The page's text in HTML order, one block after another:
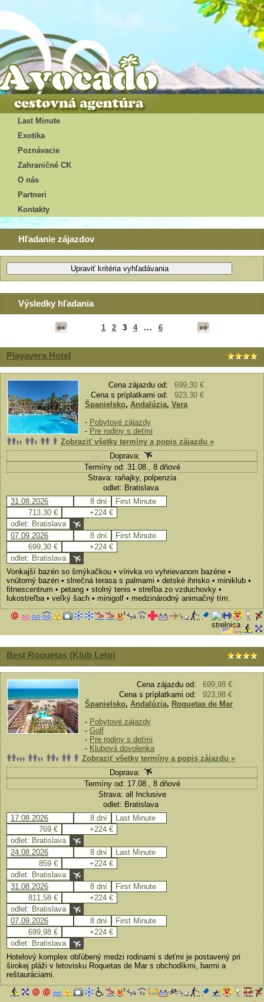
Last Minute
Exotika
Poznávacie
Zahraničné CK
O nás
Partneri
Kontakty
Hľadanie zájazdov
Výsledky hľadania
1 2 3 4... 6
Playavera Hotel
Cena zájazdu od:
699,30 €
Cena s príplatkami od:
923,30 €
Španielsko, Andalúzia, Vera
- Pobytové zájazdy
- Pre rodiny s deťmi
Zobraziť všetky termíny a popis zájazdu »
Doprava:
Termíny od: 31.08., 8 dňové
Strava: raňajky, polpenzia
odlet: Bratislava
31.08.2026
8 dní
First Minute
713,30 €
+224 €
odlet: Bratislava
07.09.2026
8 dní
First Minute
699,30 €
+224 €
odlet: Bratislava
Vonkajší bazén so šmýkačkou • vírivka vo vyhrievanom bazéne •
vnútorný bazén • slnečná terasa s palmami • detské ihrisko • miniklub •
fitnescentrum • petang • stolný tenis • streľba zo vzduchovky •
lukostreľba • veľký šach • minigolf • medzinárodný animačný tím.
Best Roquetas (Klub Leto)
Cena zájazdu od:
699,98 €
Cena s príplatkami od:
923,98 €
Španielsko, Andalúzia, Roquetas de Mar
- Pobytové zájazdy
- Golf
- Pre rodiny s deťmi
- Klubová dovolenka
Zobraziť všetky termíny a popis zájazdu »
Doprava:
Termíny od: 17.08., 8 dňové
Strava: all Inclusive
odlet: Bratislava
17.08.2026
8 dní
Last Minute
769 €
+224 €
odlet: Bratislava
24.08.2026
8 dní
Last Minute
859 €
+224 €
odlet: Bratislava
31.08.2026
8 dní
First Minute
811,58 €
+224 €
odlet: Bratislava
07.09.2026
8 dní
First Minute
699,98 €
+224 €
odlet: Bratislava
Hotelový komplex obľúbený medzi rodinami s deťmi je postavený pri
širokej pláži v letovisku Roquetas de Mar s obchodíkmi, barmi a
reštauráciami.